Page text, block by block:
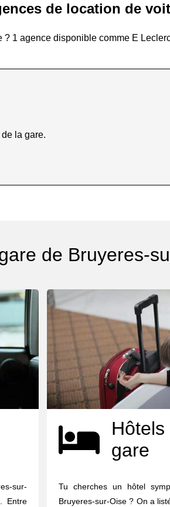
de location de
1 agence disponible comme E
la gare.
de Bruyeres-
sur-
Entre
gare
Tu cherches un hôtel
Bruyeres-sur-Oise ? On a